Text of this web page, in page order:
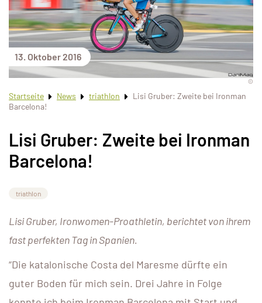
13. Oktober 2016
©
Startseite News triathlon
Lisi Gruber: Zweite bei Ironman
Barcelona!
Lisi Gruber: Zweite bei Ironman
Barcelona!
triathlon
Lisi Gruber, Ironwomen-Proathletin, berichtet von ihrem
fast perfekten Tag in Spanien.
“Die katalonische Costa del Maresme dürfte ein
guter Boden für mich sein. Drei Jahre in Folge